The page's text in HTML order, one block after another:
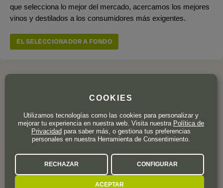
que selecciona lo mejor del mercado, acercamos los mejores
vinos y destilados a los consumidores más exigentes.
EL SELECCIONADOR A FONDO
OPINION DE LOS CLIENTES
0 valoración
COOKIES
Utilizamos tecnologías como las cookies para personalizar y
mejorar tu experiencia en nuestra web. Visita nuestra Política de
Privacidadpara saber más, o gestiona tus preferencias
personales en nuestra Herramienta de Consentimiento.
RECHAZAR CONFIGURAR
ACEPTAR